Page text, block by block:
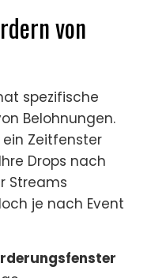
von
spezifische
Belohnungen.
Zeitfenster
Drops nach
Streams
je nach Event